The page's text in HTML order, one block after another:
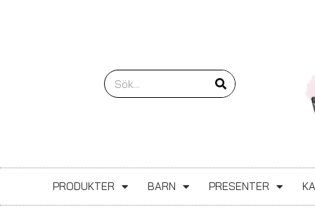
Sök
PRODUKTER BARN PRESENTER